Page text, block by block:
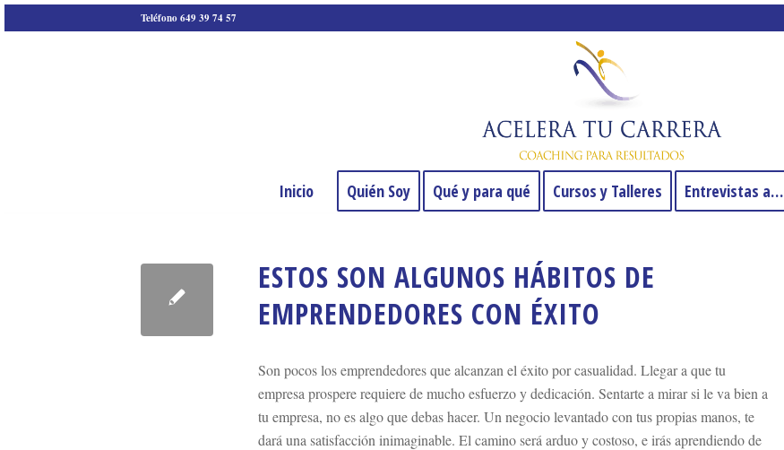
Teléfono 649 39 74 57
Inicio Quién Soy Qué y para qué Cursos y Talleres Entrevistas a…
ESTOS SON ALGUNOS HÁBITOS DE
EMPRENDEDORES CON ÉXITO
Son pocos los emprendedores que alcanzan el éxito por casualidad. Llegar a que tu
empresa prospere requiere de mucho esfuerzo y dedicación. Sentarte a mirar si le va bien a
tu empresa, no es algo que debas hacer. Un negocio levantado con tus propias manos, te
dará una satisfacción inimaginable. El camino será arduo y costoso, e irás aprendiendo de